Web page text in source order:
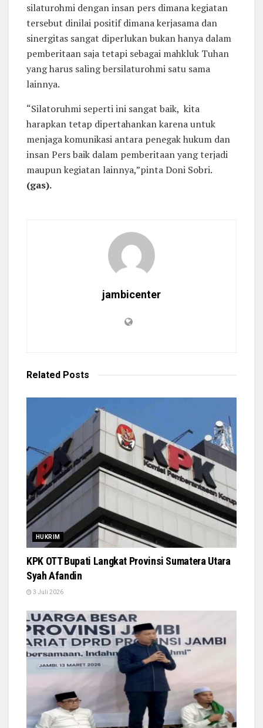
silaturohmi dengan insan pers dimana kegiatan
tersebut dinilai positif dimana kerjasama dan
sinergitas sangat diperlukan bukan hanya dalam
pemberitaan saja tetapi sebagai mahkluk Tuhan
yang harus saling bersilaturohmi satu sama
lainnya.
“Silatoruhmi seperti ini sangat baik, kita
harapkan tetap dipertahankan karena untuk
menjaga komunikasi antara penegak hukum dan
insan Pers baik dalam pemberitaan yang terjadi
maupun kegiatan lainnya,”pinta Doni Sobri.
(gas).
jambicenter
Related Posts
HUKRIM
KPK OTT Bupati Langkat Provinsi Sumatera Utara
Syah Afandin
3 Juli 2026